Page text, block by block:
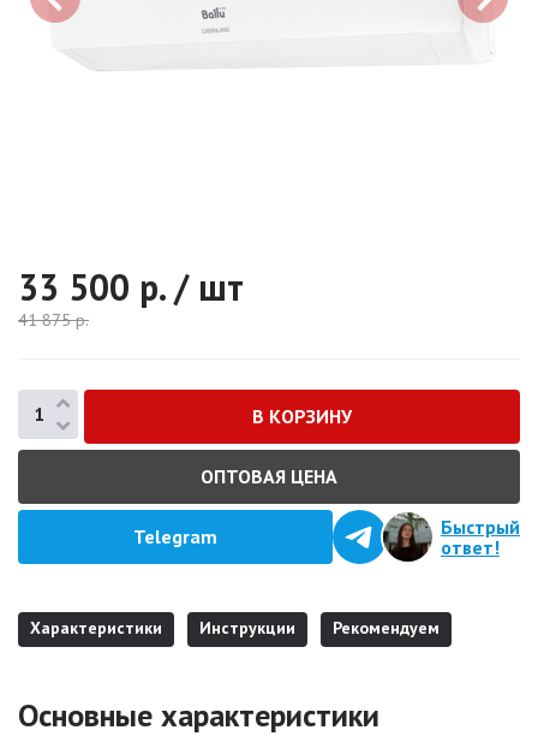
33 500 р. / шт
41 875р.
ОПТОВАЯ ЦЕНА
Telegram
Быстрый
ответ!
Характеристики Инструкции Рекомендуем
Основные характеристики